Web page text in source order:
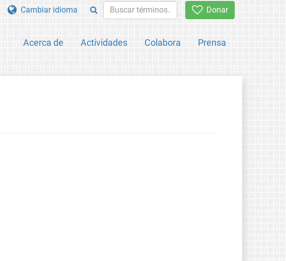
Donar
Acerca de Actividades Colabora Prensa
Cambiar idioma